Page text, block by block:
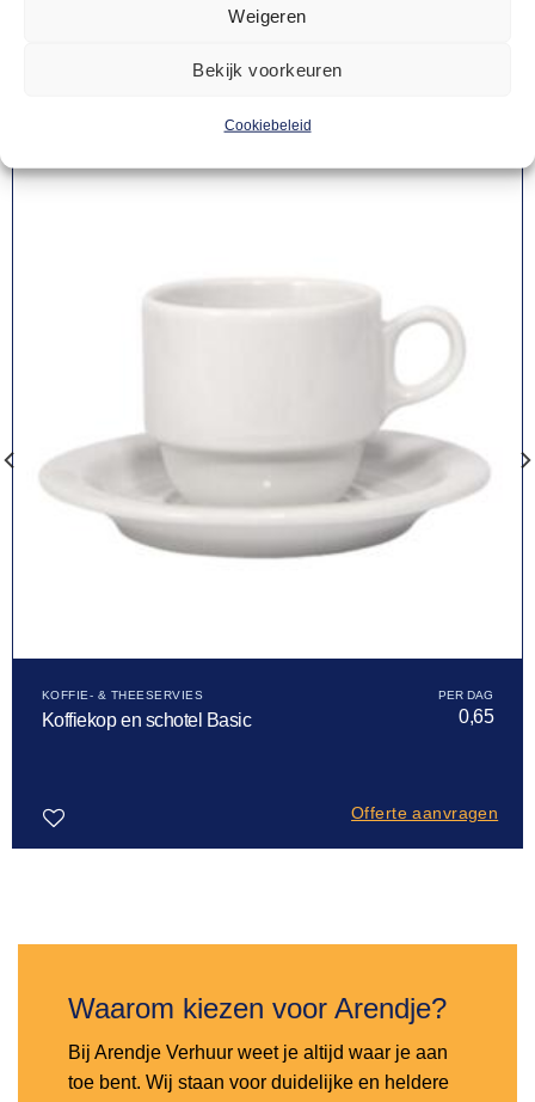
Weigeren
Bekijk voorkeuren
Cookiebeleid
producten
KOFFIE- & THEESERVIES
Koffiekop en schotel Basic 0,65
Offerte aanvragen
Waarom kiezen voor Arendje?
Bij Arendje Verhuur weet je altijd waar je aan
toe bent. Wij staan voor duidelijke en heldere